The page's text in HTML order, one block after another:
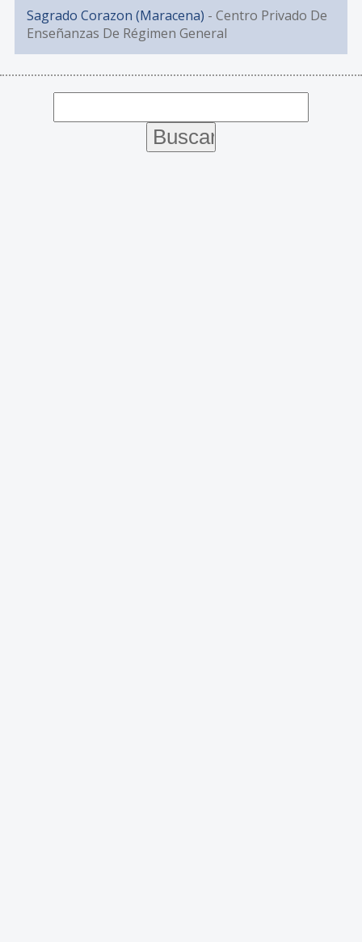
Sagrado Corazon (Maracena) - Centro Privado De
Enseñanzas De Régimen General